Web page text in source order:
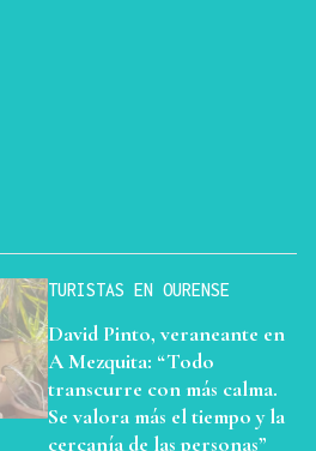
TURISTAS EN OURENSE
David Pinto, veraneante en
A Mezquita: “Todo
transcurre con más calma.
Se valora más el tiempo y la
cercanía de las personas”